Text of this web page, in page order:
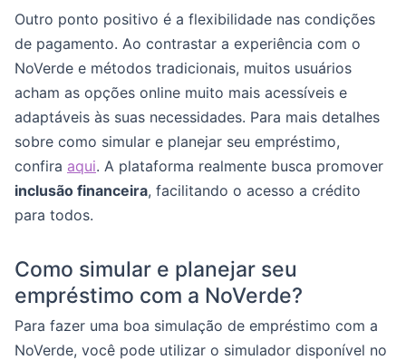
Outro ponto positivo é a flexibilidade nas condições
de pagamento. Ao contrastar a experiência com o
NoVerde e métodos tradicionais, muitos usuários
acham as opções online muito mais acessíveis e
adaptáveis às suas necessidades. Para mais detalhes
sobre como simular e planejar seu empréstimo,
confira aqui. A plataforma realmente busca promover
inclusão financeira, facilitando o acesso a crédito
para todos.
Como simular e planejar seu
empréstimo com a NoVerde?
Para fazer uma boa simulação de empréstimo com a
NoVerde, você pode utilizar o simulador disponível no